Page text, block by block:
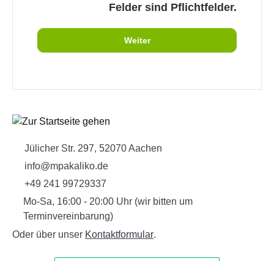
Felder sind Pflichtfelder.
Weiter
Jülicher Str. 297, 52070 Aachen
info@mpakaliko.de
+49 241 99729337
Mo-Sa, 16:00 - 20:00 Uhr (wir bitten um
Terminvereinbarung)
Oder über unser Kontaktformular.